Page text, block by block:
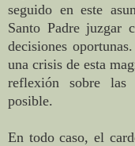
seguido en este
Santo Padre juzgar
decisiones
una crisis de esta
reflexión sobre las
posible.
En todo caso, el